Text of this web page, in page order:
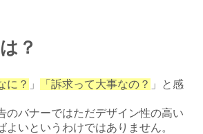
？
に？ 」 「訴求って大事なの？ 」と感
のバナーではただデザイン性の高い
よいというわけではありません。